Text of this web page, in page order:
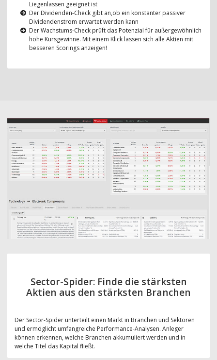
Liegenlassen geeignet ist
Der Dividenden-Check gibt an,ob ein konstanter passiver
Dividendenstrom erwartet werden kann
Der Wachstums-Check prüft das Potenzial für außergewöhnlich
hohe Kursgewinne. Mit einem Klick lassen sich alle Aktien mit
besseren Scorings anzeigen!
Sector-Spider: Finde die stärksten
Aktien aus den stärksten Branchen
Der Sector-Spider unterteilt einen Markt in Branchen und Sektoren
und ermöglicht umfangreiche Performance-Analysen. Anleger
können erkennen, welche Branchen akkumuliert werden und in
welche Titel das Kapital fließt.